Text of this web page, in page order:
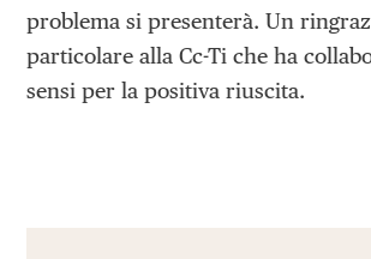
problema si presenterà. Un
particolare alla Cc-Ti che ha
sensi per la positiva riuscita.